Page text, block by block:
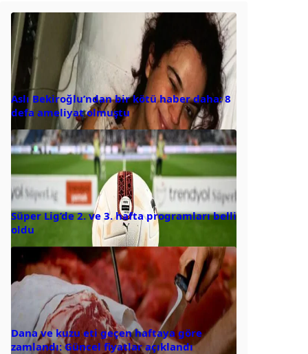
Aslı Bekiroğlu’ndan bir kötü haber daha: 8
defa ameliyat olmuştu
Süper Lig’de 2. ve 3. hafta programları belli
oldu
Dana ve kuzu eti geçen haftaya göre
zamlandı: Güncel fiyatlar açıklandı